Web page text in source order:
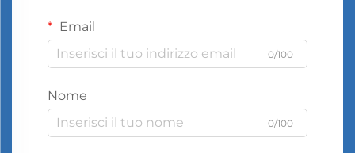
Email
0/100
Nome
0/100